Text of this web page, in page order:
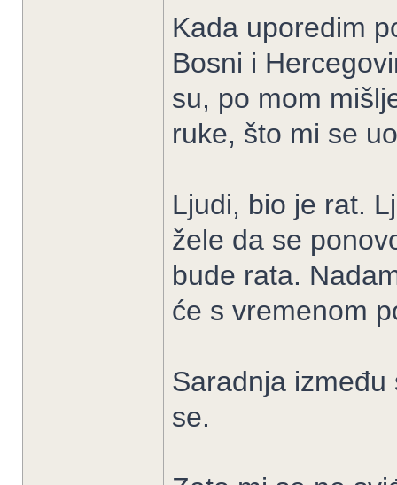
Kada uporedim
Bosni i
su, po mom
ruke, što mi se
Ljudi, bio je rat.
žele da se
bude rata.
će s vremenom
Saradnja
se.